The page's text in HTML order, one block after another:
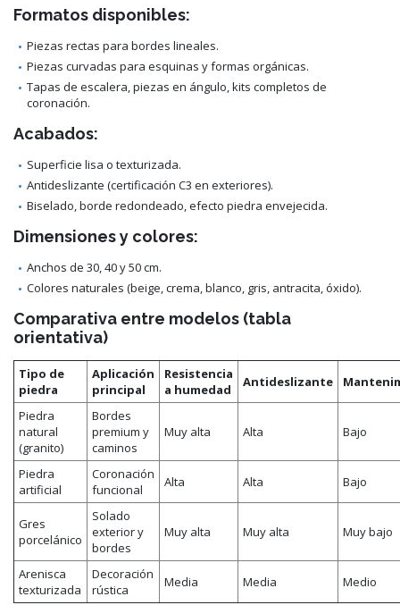
Formatos disponibles:
Piezas rectas para bordes lineales.
Piezas curvadas para esquinas y formas orgánicas.
Tapas de escalera, piezas en ángulo, kits completos de
coronación.
Acabados:
Superficie lisa o texturizada.
Antideslizante (certificación C3 en exteriores).
Biselado, borde redondeado, efecto piedra envejecida.
Dimensiones y colores:
Anchos de 30, 40 y 50 cm.
Colores naturales (beige, crema, blanco, gris, antracita, óxido).
Comparativa entre modelos (tabla
orientativa)
Tipo de
piedra
Aplicación
principal
Resistencia
a humedad
Antideslizante
Piedra
natural
(granito)
Bordes
premium y
caminos
Muy alta Alta Bajo
Piedra
artificial
Coronación
funcional
Alta Alta Bajo
Gres
porcelánico
Solado
exterior y
bordes
Muy alta Muy alta Muy bajo
Arenisca
texturizada
Decoración
rústica
Media Media Medio